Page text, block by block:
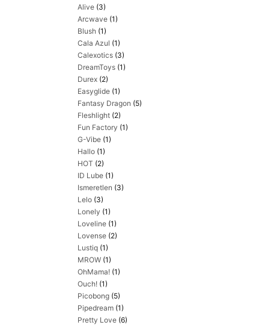
Alive (3)
Arcwave (1)
Blush (1)
Cala Azul (1)
Calexotics (3)
DreamToys (1)
Durex (2)
Easyglide (1)
Fantasy Dragon (5)
Fleshlight (2)
Fun Factory (1)
G-Vibe (1)
Hallo (1)
HOT (2)
ID Lube (1)
Ismeretlen (3)
Lelo (3)
Lonely (1)
Loveline (1)
Lovense (2)
Lustiq (1)
MROW (1)
OhMama! (1)
Ouch! (1)
Picobong (5)
Pipedream (1)
Pretty Love (6)